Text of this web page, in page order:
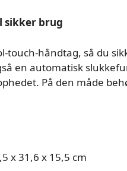
sikker brug
touch-håndtag, så du
en automatisk
På den måde
x 31,6 x 15,5 cm